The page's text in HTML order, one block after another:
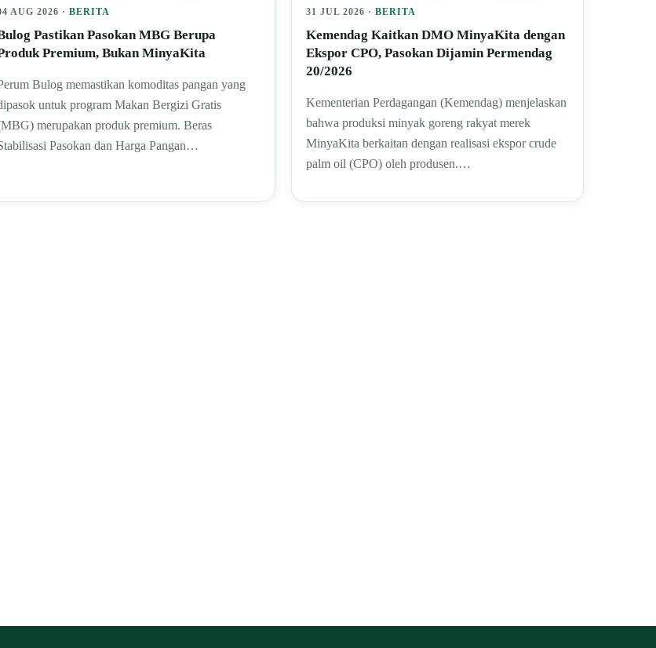
AUG 2026 ·BERITA
Pastikan Pasokan MBG Berupa
Premium, Bukan MinyaKita
Bulog memastikan komoditas pangan yang
untuk program Makan Bergizi Gratis
merupakan produk premium. Beras
Pasokan dan Harga Pangan…
31 JUL 2026 · BERITA
Kemendag Kaitkan DMO MinyaKita dengan
Ekspor CPO, Pasokan Dijamin Permendag
20/2026
Kementerian Perdagangan (Kemendag) menjelaskan
bahwa produksi minyak goreng rakyat merek
MinyaKita berkaitan dengan realisasi ekspor crude
palm oil (CPO) oleh produsen.…